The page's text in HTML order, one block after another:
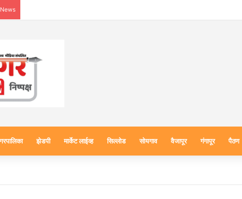
झेडपी मार्केट लाईव्ह सिल्लोड सोयगाव वैजापूर गंगापूर पैठण